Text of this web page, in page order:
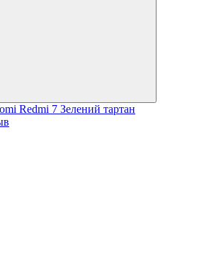
Redmi 7 Зелений тартан